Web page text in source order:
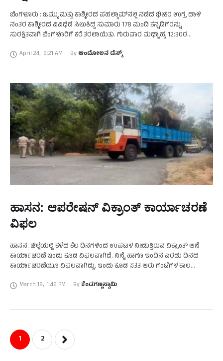
ಬೆಂಗಳೂರು : ಜಮ್ಮು ಮತ್ತು ಕಾಶ್ಮೀರದ ಪಹಲ್ಗಾಮ್‌ನಲ್ಲಿ ನಡೆದ ಭೀಕರ ಉಗ್ರ ದಾಳಿ
ನಂತರ ಕಾಶ್ಮೀರದ ವಿವಿಧೆಡೆ ಸಿಲುಕಿದ್ದ ಸುಮಾರು 178 ಮಂದಿ ಕನ್ನಡಿಗರನ್ನು
ಸುರಕ್ಷಿತವಾಗಿ ಬೆಂಗಳೂರಿಗೆ ಕರೆ ತರಲಾಯಿತು. ಗುರುವಾರ ಮಧ್ಯಾಹ್ನ 12:30ರ
April 24, 9:21 AM By ಆಂದೋಲನ ಡೆಸ್ಕ್
ಹಾಸನ: ಆಪರೇಷನ್ ವಿಕ್ರಾಂತ್ ಕಾರ್ಯಾಚರಣೆ
ವಿಫಲ
ಹಾಸನ: ಜಿಲ್ಲೆಯಲ್ಲಿ ಕಳೆದ ಕೆಲ ದಿನಗಳಿಂದ ಉಪಟಳ ನೀಡುತ್ತಿರುವ ವಿಕ್ರಾಂತ್‌ ಆನೆ
ಕಾರ್ಯಾಚರಣೆ ಇಂದು ಕೂಡ ವಿಫಲವಾಗಿದೆ. ನಿನ್ನೆ ಹಾಗೂ ಇಂದಿನ ಎರಡು ದಿನದ
ಕಾರ್ಯಾಚರಣೆಯೂ ವಿಫಲವಾಗಿದ್ದು, ಇಂದು ಕೂಡ ಸತತ ಆರು ಗಂಟೆಗಳ ಕಾಲ
March 19, 1:46 PM By ಕೆಂಡಗಣ್ಣಸ್ವಾಮಿ
1 2